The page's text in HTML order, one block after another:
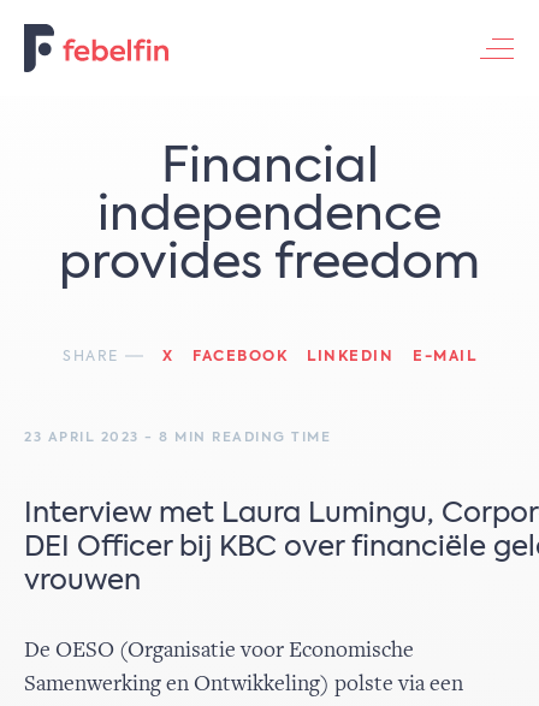
Financial
independence
provides freedom
SHARE X FACEBOOK LINKEDIN E-MAIL
23 APRIL 2023 - 8 MIN READING TIME
Interview met Laura Lumingu,
DEI Officer bij KBC over financiële
vrouwen
De OESO (Organisatie voor Economische
Samenwerking en Ontwikkeling) polste via een